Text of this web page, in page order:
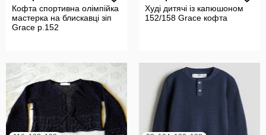
Кофта спортивна олімпійка
мастерка на блискавці зіп
Grace р.152
Худі дитячі із капюшоном
152/158 Grace кофта